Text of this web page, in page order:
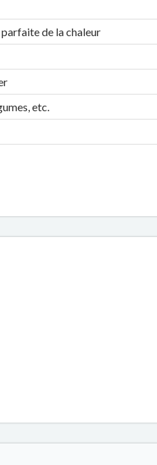
de la chaleur
etc.